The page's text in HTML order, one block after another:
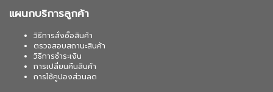
แผนกบริการลูกค้า
วิธีการสั่งซื้อสินค้า
ตรวจสอบสถานะสินค้า
วิธีการชำระเงิน
การเปลี่ยนคืนสินค้า
การใช้คูปองส่วนลด